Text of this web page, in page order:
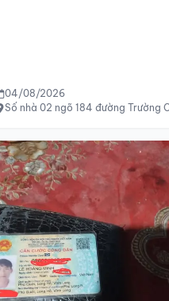
04/08/2026
Số nhà 02 ngõ 184 đường Trường